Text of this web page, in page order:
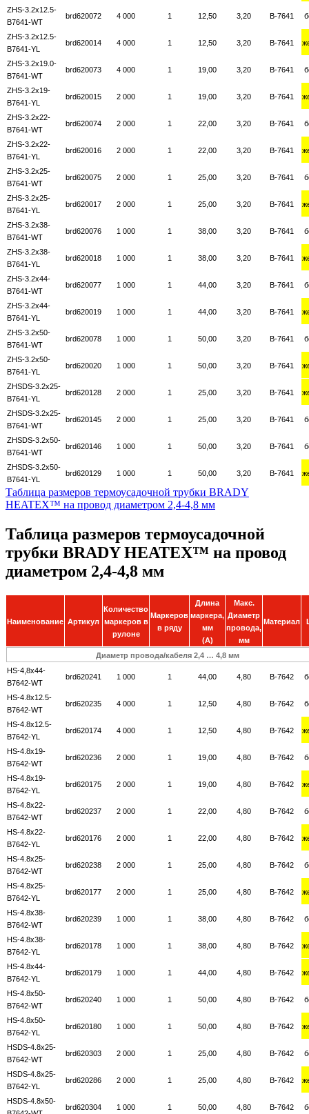
ZHS-3.2x12.5-
B7641-WT
brd620072 4 000 1 12,50 3,20 B-7641
ZHS-3.2x12.5-
B7641-YL
brd620014 4 000 1 12,50 3,20 B-7641
ZHS-3.2x19.0-
B7641-WT
brd620073 4 000 1 19,00 3,20 B-7641
ZHS-3.2x19-
B7641-YL
brd620015 2 000 1 19,00 3,20 B-7641
ZHS-3.2x22-
B7641-WT
brd620074 2 000 1 22,00 3,20 B-7641
ZHS-3.2x22-
B7641-YL
brd620016 2 000 1 22,00 3,20 B-7641
ZHS-3.2x25-
B7641-WT
brd620075 2 000 1 25,00 3,20 B-7641
ZHS-3.2x25-
B7641-YL
brd620017 2 000 1 25,00 3,20 B-7641
ZHS-3.2x38-
B7641-WT
brd620076 1 000 1 38,00 3,20 B-7641
ZHS-3.2x38-
B7641-YL
brd620018 1 000 1 38,00 3,20 B-7641
ZHS-3.2x44-
B7641-WT
brd620077 1 000 1 44,00 3,20 B-7641
ZHS-3.2x44-
B7641-YL
brd620019 1 000 1 44,00 3,20 B-7641
ZHS-3.2x50-
B7641-WT
brd620078 1 000 1 50,00 3,20 B-7641
ZHS-3.2x50-
B7641-YL
brd620020 1 000 1 50,00 3,20 B-7641
ZHSDS-3.2x25-
B7641-YL
brd620128 2 000 1 25,00 3,20 B-7641
ZHSDS-3.2x25-
B7641-WT
brd620145 2 000 1 25,00 3,20 B-7641
ZHSDS-3.2x50-
B7641-WT
brd620146 1 000 1 50,00 3,20 B-7641
ZHSDS-3.2x50-
B7641-YL
brd620129 1 000 1 50,00 3,20 B-7641
Таблица размеров термоусадочной трубки BRADY
HEATEX™ на провод диаметром 2,4-4,8 мм
Таблица размеров термоусадочной
трубки BRADY HEATEX™ на провод
диаметром 2,4-4,8 мм
Наименование Артикул
Количество
маркеров в
рулоне
Маркеров
в ряду
Длина
маркера,
мм
(A)
Макс.
Диаметр
провода,
мм
Материал
Диаметр провода/кабеля 2,4 … 4,8 мм
HS-4,8x44-
B7642-WT
brd620241 1 000 1 44,00 4,80 B-7642
HS-4.8x12.5-
B7642-WT
brd620235 4 000 1 12,50 4,80 B-7642
HS-4.8x12.5-
B7642-YL
brd620174 4 000 1 12,50 4,80 B-7642
HS-4.8x19-
B7642-WT
brd620236 2 000 1 19,00 4,80 B-7642
HS-4.8x19-
B7642-YL
brd620175 2 000 1 19,00 4,80 B-7642
HS-4.8x22-
B7642-WT
brd620237 2 000 1 22,00 4,80 B-7642
HS-4.8x22-
B7642-YL
brd620176 2 000 1 22,00 4,80 B-7642
HS-4.8x25-
B7642-WT
brd620238 2 000 1 25,00 4,80 B-7642
HS-4.8x25-
B7642-YL
brd620177 2 000 1 25,00 4,80 B-7642
HS-4.8x38-
B7642-WT
brd620239 1 000 1 38,00 4,80 B-7642
HS-4.8x38-
B7642-YL
brd620178 1 000 1 38,00 4,80 B-7642
HS-4.8x44-
B7642-YL
brd620179 1 000 1 44,00 4,80 B-7642
HS-4.8x50-
B7642-WT
brd620240 1 000 1 50,00 4,80 B-7642
HS-4.8x50-
B7642-YL
brd620180 1 000 1 50,00 4,80 B-7642
HSDS-4.8x25-
B7642-WT
brd620303 2 000 1 25,00 4,80 B-7642
HSDS-4.8x25-
B7642-YL
brd620286 2 000 1 25,00 4,80 B-7642
HSDS-4.8x50-
brd620304 1 000 1 50,00 4,80 B-7642